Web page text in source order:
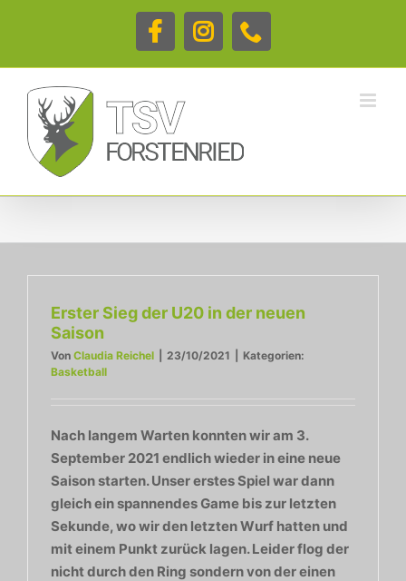
FacebookInstagram
Telefon
Erster Sieg der U20 in der neuen
Saison
Von Claudia Reichel 23/10/2021
Kategorien:
Basketball
Nach langem Warten konnten wir am 3.
September 2021 endlich wieder in eine neue
Saison starten. Unser erstes Spiel war dann
gleich ein spannendes Game bis zur letzten
Sekunde, wo wir den letzten Wurf hatten und
mit einem Punkt zurück lagen. Leider flog der
nicht durch den Ring sondern von der einen